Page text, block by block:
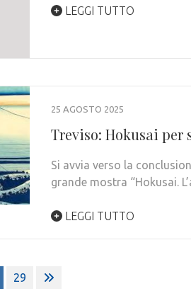
LEGGI TUTTO
25 AGOSTO 2025
Treviso: Hokusai per
Si avvia verso la
grande mostra “Hokusai.
LEGGI TUTTO
29